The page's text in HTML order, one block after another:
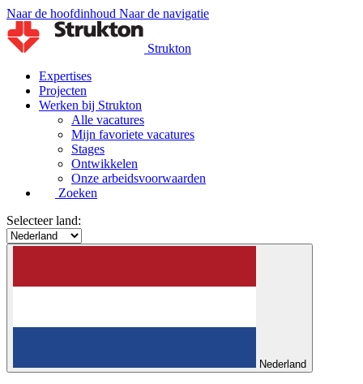
Naar de hoofdinhoud Naar de navigatie
Strukton
Expertises
Projecten
Werken bij Strukton
Alle vacatures
Mijn favoriete vacatures
Stages
Ontwikkelen
Onze arbeidsvoorwaarden
Zoeken
Selecteer land:
Nederland